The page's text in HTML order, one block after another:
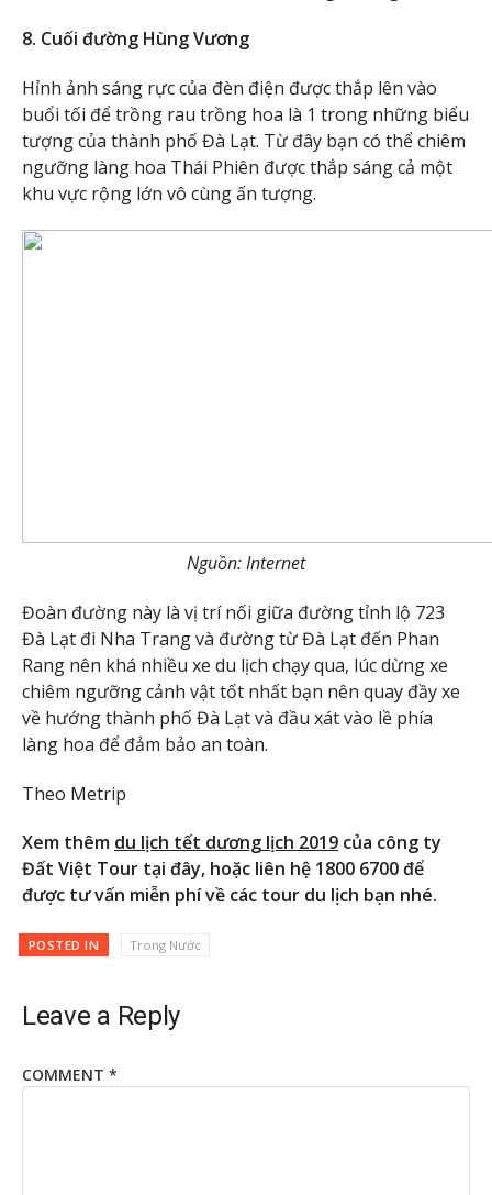
8. Cuối đường Hùng Vương
Hỉnh ảnh sáng rực của đèn điện được thắp lên vào
buổi tối để trồng rau trồng hoa là 1 trong những biểu
tượng của thành phố Đà Lạt. Từ đây bạn có thể chiêm
ngưỡng làng hoa Thái Phiên được thắp sáng cả một
khu vực rộng lớn vô cùng ấn tượng.
Nguồn: Internet
Đoàn đường này là vị trí nối giữa đường tỉnh lộ 723
Đà Lạt đi Nha Trang và đường từ Đà Lạt đến Phan
Rang nên khá nhiều xe du lịch chạy qua, lúc dừng xe
chiêm ngưỡng cảnh vật tốt nhất bạn nên quay đầy xe
về hướng thành phố Đà Lạt và đầu xát vào lề phía
làng hoa để đảm bảo an toàn.
Theo Metrip
Xem thêm du lịch tết dương lịch 2019 của công ty
Đất Việt Tour tại đây, hoặc liên hệ 1800 6700 để
được tư vấn miễn phí về các tour du lịch bạn nhé.
POSTED IN Trong Nước
Leave a Reply
COMMENT *